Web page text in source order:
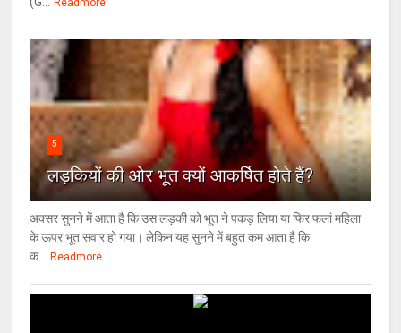
Readmore
5
लड़कियों की ओर भूत क्‍यों आकर्षित होते हैं?
अक्सर सुनने में आता है कि उस लड़की को भूत ने पकड़ लिया या फिर फलां महिला
के ऊपर भूत सवार हो गया। लेकिन यह सुनने में बहुत कम आता है कि
क...
Readmore